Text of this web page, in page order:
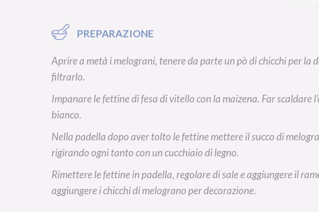
PREPARAZIONE
Aprire a metà i melograni, tenere da parte un pò di chicchi per la
filtrarlo.
Impanare le fettine di fesa di vitello con la maizena. Far scaldare
bianco.
Nella padella dopo aver tolto le fettine mettere il succo di
rigirando ogni tanto con un cucchiaio di legno.
Rimettere le fettine in padella, regolare di sale e aggiungere il
aggiungere i chicchi di melograno per decorazione.